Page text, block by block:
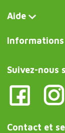
Aide
Informations
Suivez-nous
Contact et